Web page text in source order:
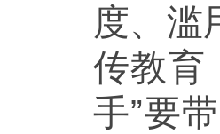
度、滥
传教育
手”要